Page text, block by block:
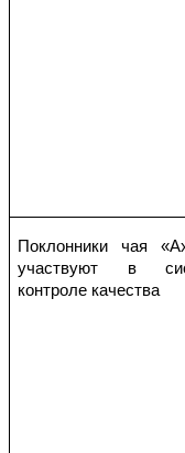
Поклонники чая
участвуют в
контроле качества